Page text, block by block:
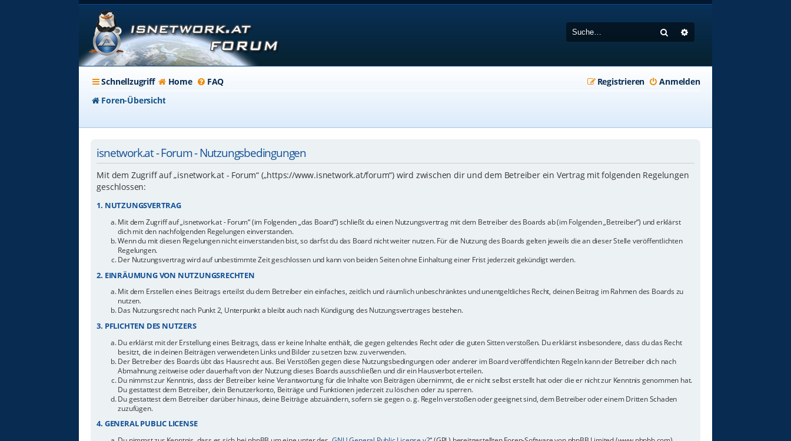
Suche
Schnellzugriff Home FAQ Anmelden
Registrieren
Foren-Übersicht
isnetwork.at - Forum - Nutzungsbedingungen
Mit dem Zugriff auf „isnetwork.at - Forum“ („https://www.isnetwork.at/forum“) wird zwischen dir und dem Betreiber ein Vertrag mit folgenden Regelungen
geschlossen:
1. NUTZUNGSVERTRAG
Mit dem Zugriff auf „isnetwork.at - Forum“ (im Folgenden „das Board“) schließt du einen Nutzungsvertrag mit dem Betreiber des Boards ab (im Folgenden „Betreiber“) und erklärst
dich mit den nachfolgenden Regelungen einverstanden.
Wenn du mit diesen Regelungen nicht einverstanden bist, so darfst du das Board nicht weiter nutzen. Für die Nutzung des Boards gelten jeweils die an dieser Stelle veröffentlichten
Regelungen.
Der Nutzungsvertrag wird auf unbestimmte Zeit geschlossen und kann von beiden Seiten ohne Einhaltung einer Frist jederzeit gekündigt werden.
2. EINRÄUMUNG VON NUTZUNGSRECHTEN
Mit dem Erstellen eines Beitrags erteilst du dem Betreiber ein einfaches, zeitlich und räumlich unbeschränktes und unentgeltliches Recht, deinen Beitrag im Rahmen des Boards zu
nutzen.
Das Nutzungsrecht nach Punkt 2, Unterpunkt a bleibt auch nach Kündigung des Nutzungsvertrages bestehen.
3. PFLICHTEN DES NUTZERS
Du erklärst mit der Erstellung eines Beitrags, dass er keine Inhalte enthält, die gegen geltendes Recht oder die guten Sitten verstoßen. Du erklärst insbesondere, dass du das Recht
besitzt, die in deinen Beiträgen verwendeten Links und Bilder zu setzen bzw. zu verwenden.
Der Betreiber des Boards übt das Hausrecht aus. Bei Verstößen gegen diese Nutzungsbedingungen oder anderer im Board veröffentlichten Regeln kann der Betreiber dich nach
Abmahnung zeitweise oder dauerhaft von der Nutzung dieses Boards ausschließen und dir ein Hausverbot erteilen.
Du nimmst zur Kenntnis, dass der Betreiber keine Verantwortung für die Inhalte von Beiträgen übernimmt, die er nicht selbst erstellt hat oder die er nicht zur Kenntnis genommen hat.
Du gestattest dem Betreiber, dein Benutzerkonto, Beiträge und Funktionen jederzeit zu löschen oder zu sperren.
Du gestattest dem Betreiber darüber hinaus, deine Beiträge abzuändern, sofern sie gegen o. g. Regeln verstoßen oder geeignet sind, dem Betreiber oder einem Dritten Schaden
zuzufügen.
4. GENERAL PUBLIC LICENSE